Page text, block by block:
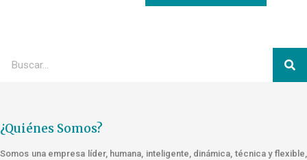
¿Quiénes Somos?
Somos una empresa líder, humana, inteligente, dinámica, técnica y flexible,